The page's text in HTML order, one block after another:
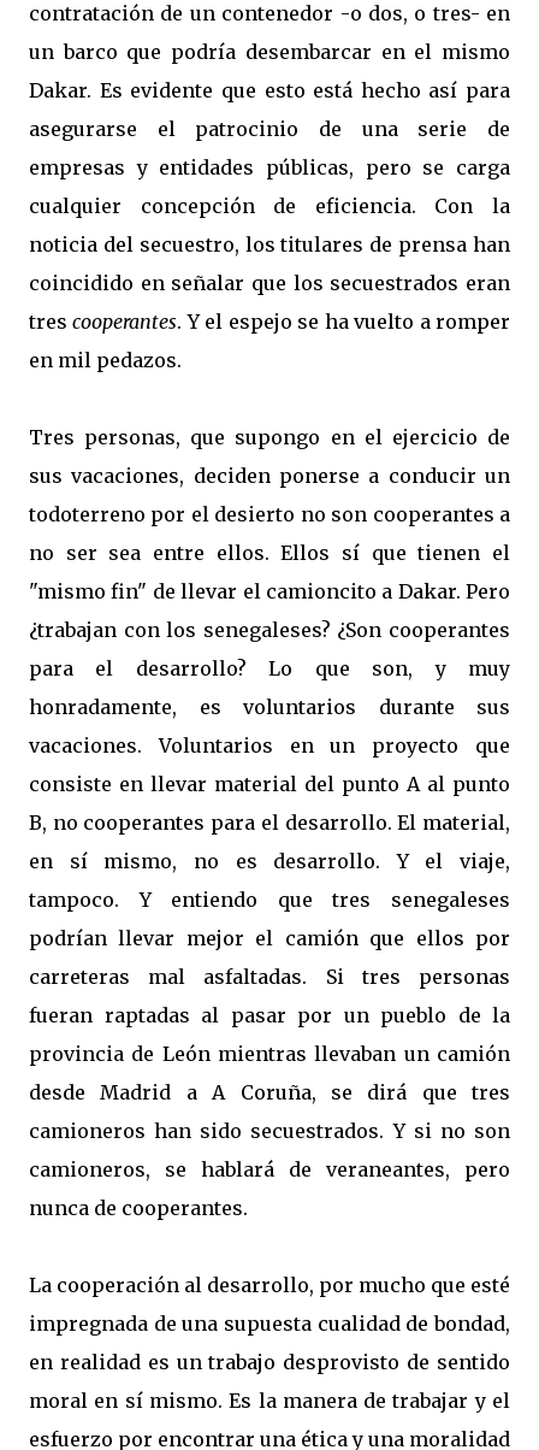
contratación de un contenedor -o dos, o tres- en
un barco que podría desembarcar en el mismo
Dakar. Es evidente que esto está hecho así para
asegurarse el patrocinio de una serie de
empresas y entidades públicas, pero se carga
cualquier concepción de eficiencia. Con la
noticia del secuestro, los titulares de prensa han
coincidido en señalar que los secuestrados eran
trescooperantes. Y el espejo se ha vuelto a romper
en mil pedazos.
Tres personas, que supongo en el ejercicio de
sus vacaciones, deciden ponerse a conducir un
todoterreno por el desierto no son cooperantes a
no ser sea entre ellos. Ellos sí que tienen el
"mismo fin" de llevar el camioncito a Dakar. Pero
¿trabajan con los senegaleses? ¿Son cooperantes
para el desarrollo? Lo que son, y muy
honradamente, es voluntarios durante sus
vacaciones. Voluntarios en un proyecto que
consiste en llevar material del punto A al punto
B, no cooperantes para el desarrollo. El material,
en sí mismo, no es desarrollo. Y el viaje,
tampoco. Y entiendo que tres senegaleses
podrían llevar mejor el camión que ellos por
carreteras mal asfaltadas. Si tres personas
fueran raptadas al pasar por un pueblo de la
provincia de León mientras llevaban un camión
desde Madrid a A Coruña, se dirá que tres
camioneros han sido secuestrados. Y si no son
camioneros, se hablará de veraneantes, pero
nunca de cooperantes.
La cooperación al desarrollo, por mucho que esté
impregnada de una supuesta cualidad de bondad,
en realidad es un trabajo desprovisto de sentido
moral en sí mismo. Es la manera de trabajar y el
esfuerzo por encontrar una ética y una moralidad